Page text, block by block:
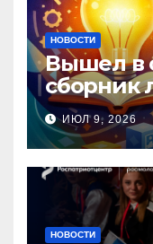
НОВОСТИ
Вышел в
сборник
ИЮЛ 9, 2026
НОВОСТИ